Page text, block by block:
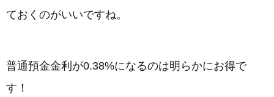
ておくのがいいですね。
普通預金金利が0.38%になるのは明らかにお得で
す！